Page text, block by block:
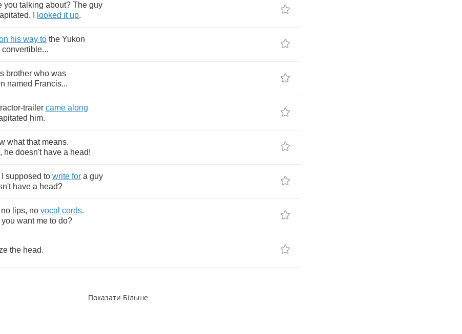
you talking about? The guy
. looked it up.
his way to the Yukon
convertible...
brother who was
named Francis...
-trailer came along
him.
what that means.
, he doesn't have a head!
supposed to write for a guy
have a head?
no lips, no vocal cords.
you want me to do?
the head.
Показати Більше